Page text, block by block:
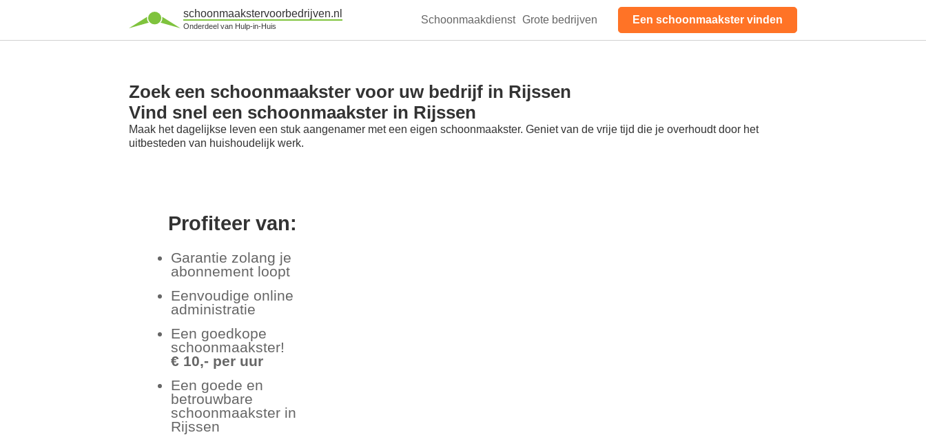
schoonmaakstervoorbedrijven.nl
Onderdeel van Hulp-in-Huis
Schoonmaakdienst Grote bedrijven Een schoonmaakster vinden
Zoek een schoonmaakster voor uw bedrijf in Rijssen
Vind snel een schoonmaakster in Rijssen
Maak het dagelijkse leven een stuk aangenamer met een eigen schoonmaakster. Geniet van de vrije tijd die je overhoudt door het
uitbesteden van huishoudelijk werk.
Profiteer van:
Garantie zolang je
abonnement loopt
Eenvoudige online
administratie
Een goedkope
schoonmaakster!
€ 10,- per uur
Een goede en
betrouwbare
schoonmaakster in
Rijssen